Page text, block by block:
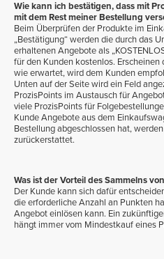
Wie kann ich bestätigen, dass mit
mit dem Rest meiner Bestellung
Beim Überprüfen der Produkte im
„Bestätigung“ werden die durch das
erhaltenen Angebote als
für den Kunden kostenlos.
wie erwartet, wird dem Kunden
Unten auf der Seite wird ein Feld
ProzisPoints im Austausch für
viele ProzisPoints für
Kunde Angebote aus dem
Bestellung abgeschlossen hat,
zurückerstattet.
Was ist der Vorteil des Sammelns
Der Kunde kann sich dafür
die erforderliche Anzahl an Punkten
Angebot einlösen kann. Ein
hängt immer vom Mindestkauf eines